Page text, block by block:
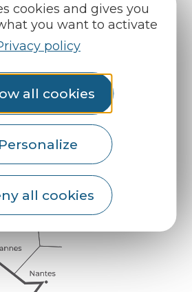
cookies and gives you
you want to activate
policy
all cookies
Personalize
all cookies
on :